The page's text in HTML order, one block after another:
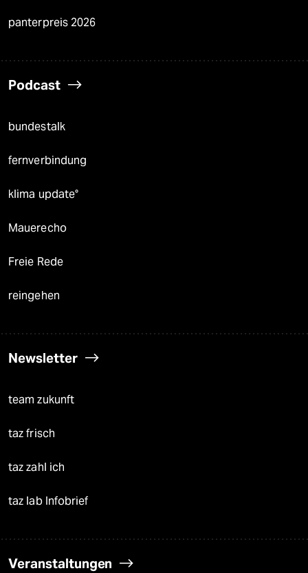
panterpreis 2026
Podcast
bundestalk
fernverbindung
klima update°
Mauerecho
Freie Rede
reingehen
Newsletter
team zukunft
taz frisch
taz zahl ich
taz lab Infobrief
Veranstaltungen